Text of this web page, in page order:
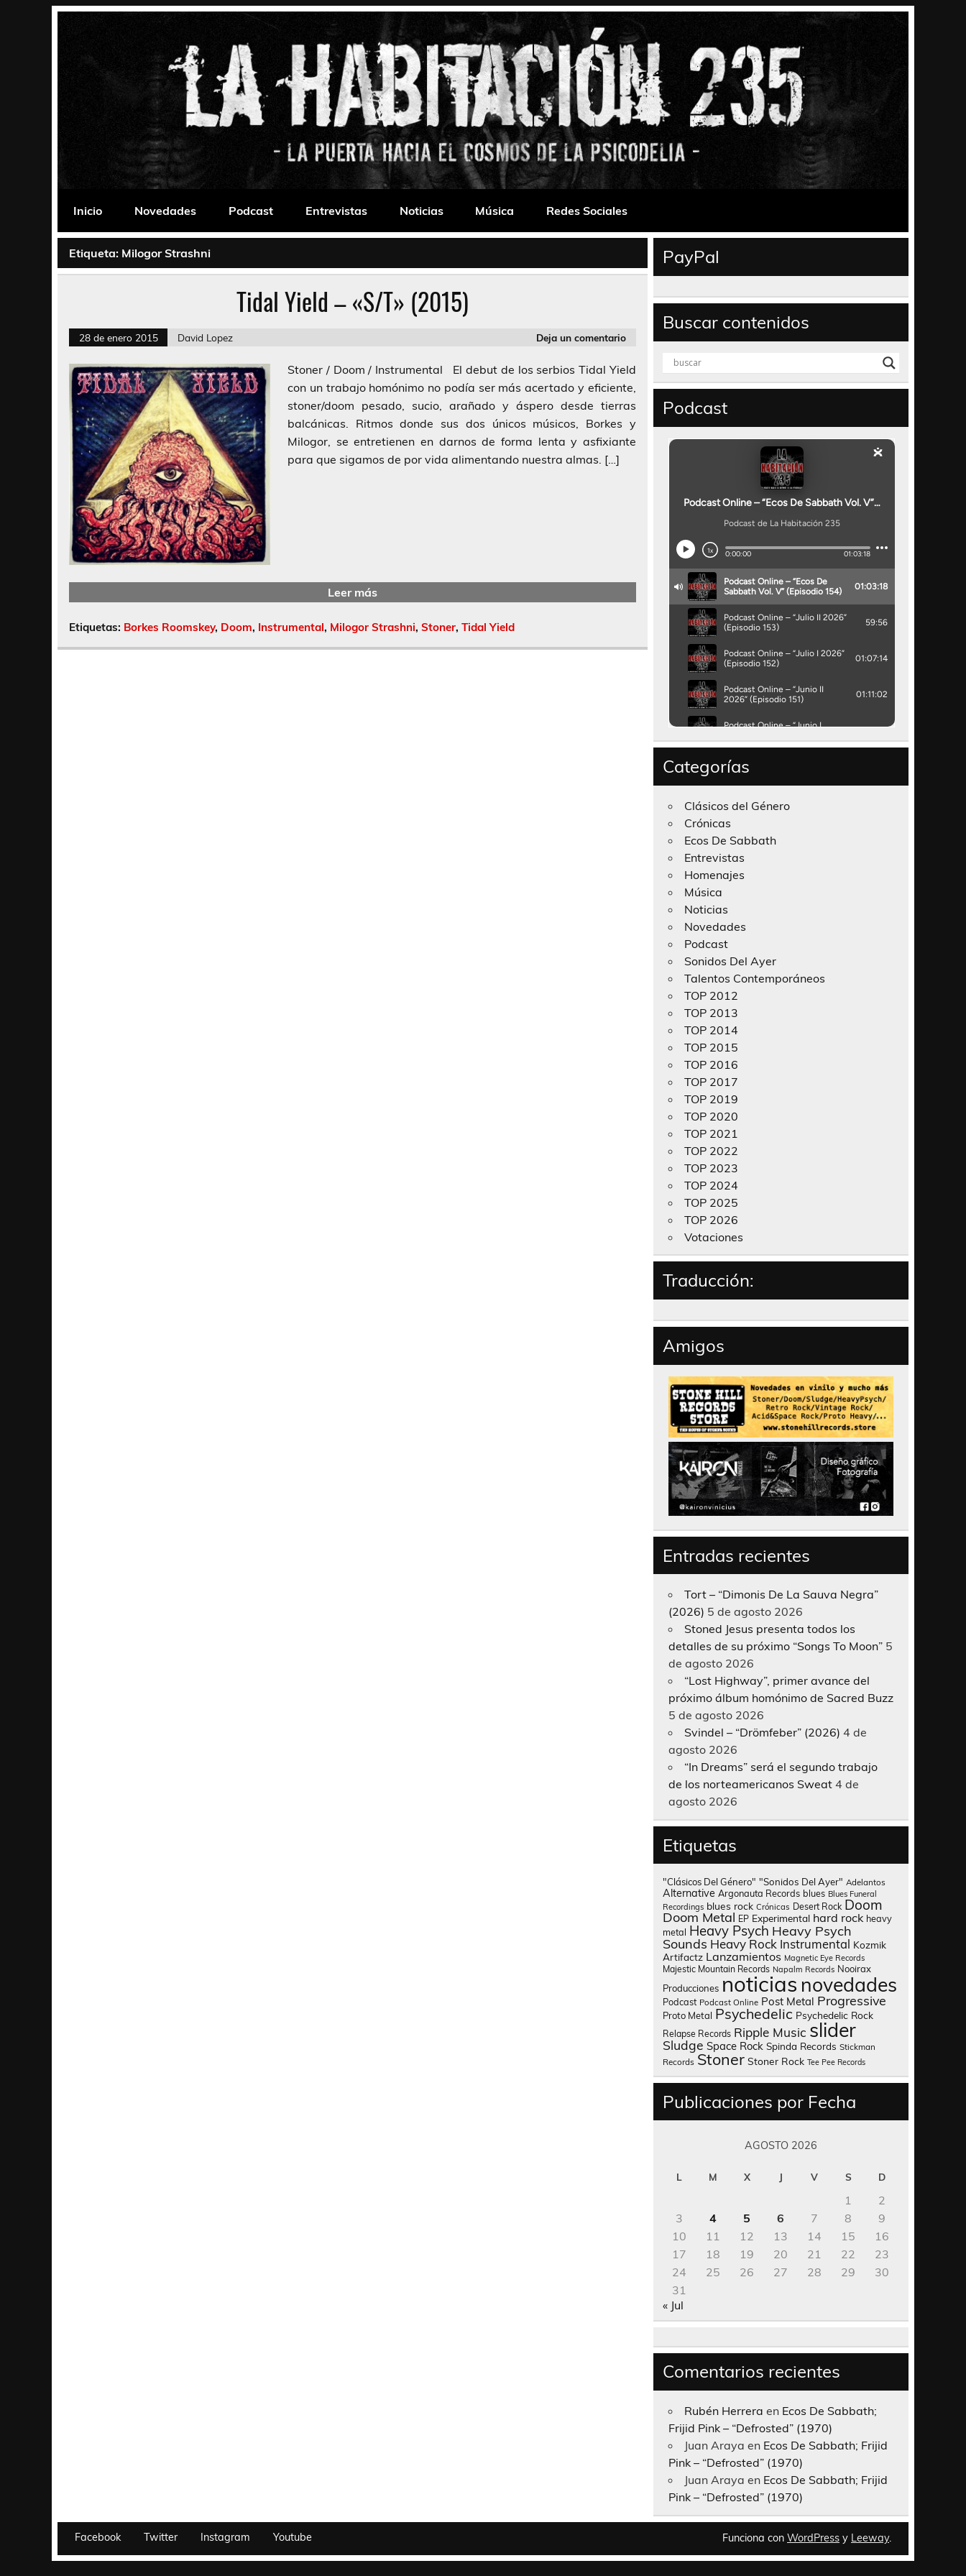
La Habitación 235
Inicio
Novedades Podcast Entrevistas Noticias Música Redes Sociales
Etiqueta: Milogor Strashni
Tidal Yield – «S/T» (2015)
28 de enero 2015 David Lopez Deja un comentario
Stoner / Doom / Instrumental El debut de los serbios Tidal Yield
con un trabajo homónimo no podía ser más acertado y eficiente,
stoner/doom pesado, sucio, arañado y áspero desde tierras
balcánicas. Ritmos donde sus dos únicos músicos, Borkes y
Milogor, se entretienen en darnos de forma lenta y asfixiante
para que sigamos de por vida alimentando nuestra almas. […]
Leer más
Etiquetas: Borkes Roomskey, Doom, Instrumental, Milogor Strashni, Stoner, Tidal Yield
PayPal
Buscar contenidos
Podcast
Categorías
Clásicos del Género
Crónicas
Ecos De Sabbath
Entrevistas
Homenajes
Música
Noticias
Novedades
Podcast
Sonidos Del Ayer
Talentos Contemporáneos
TOP 2012
TOP 2013
TOP 2014
TOP 2015
TOP 2016
TOP 2017
TOP 2019
TOP 2020
TOP 2021
TOP 2022
TOP 2023
TOP 2024
TOP 2025
TOP 2026
Votaciones
Traducción:
Amigos
Entradas recientes
Tort – “Dimonis De La Sauva Negra”
(2026) 5 de agosto 2026
Stoned Jesus presenta todos los
detalles de su próximo “Songs To Moon” 5
de agosto 2026
“Lost Highway”, primer avance del
próximo álbum homónimo de Sacred Buzz
5 de agosto 2026
Svindel – “Drömfeber” (2026) 4 de
agosto 2026
“In Dreams” será el segundo trabajo
de los norteamericanos Sweat 4 de
agosto 2026
Etiquetas
"Clásicos Del Género" "Sonidos Del Ayer" Adelantos
Alternative Argonauta Records blues Blues Funeral
Recordings blues rock Crónicas Desert Rock Doom
Doom Metal EP Experimental hard rock heavy
metal Heavy Psych Heavy Psych
Sounds Heavy Rock Instrumental Kozmik
Artifactz Lanzamientos Magnetic Eye Records
Majestic Mountain Records Napalm Records Nooirax
Producciones noticias novedades
Podcast Podcast Online Post Metal Progressive
Proto Metal Psychedelic Psychedelic Rock
Relapse Records Ripple Music slider
Sludge Space Rock Spinda Records Stickman
Records Stoner Stoner Rock Tee Pee Records
Publicaciones por Fecha
AGOSTO 2026
L M X J V S D
1
2
3
4 5 6 7 8
9
10
11 12 13 14 15
16
17
18 19 20 21 22
23
24
25 26 27 28 29
30
31
« Jul
Comentarios recientes
Rubén Herrera en Ecos De Sabbath;
Frijid Pink – “Defrosted” (1970)
Juan Araya en Ecos De Sabbath; Frijid
Pink – “Defrosted” (1970)
Juan Araya en Ecos De Sabbath; Frijid
Pink – “Defrosted” (1970)
Facebook Twitter Instagram Youtube Funciona con WordPress y Leeway.